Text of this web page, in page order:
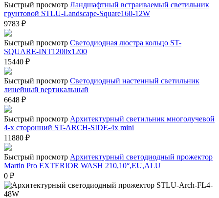
Быстрый просмотр Ландшафтный встраиваемый светильник
грунтовой STLU-Landscape-Square160-12W
9783 ₽
Быстрый просмотр Светодиодная люстра кольцо ST-
SQUARE-INT1200x1200
15440 ₽
Быстрый просмотр Светодиодный настенный светильник
линейный вертикальный
6648 ₽
Быстрый просмотр Архитектурный светильник многолучевой
4-х сторонний ST-ARCH-SIDE-4x mini
11880 ₽
Быстрый просмотр Архитектурный светодиодный прожектор
Martin Pro EXTERIOR WASH 210,10°,EU,ALU
0 ₽